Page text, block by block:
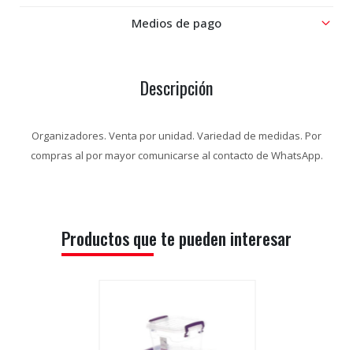
Medios de pago
Descripción
Organizadores. Venta por unidad. Variedad de medidas. Por
compras al por mayor comunicarse al contacto de WhatsApp.
Productos que te pueden interesar